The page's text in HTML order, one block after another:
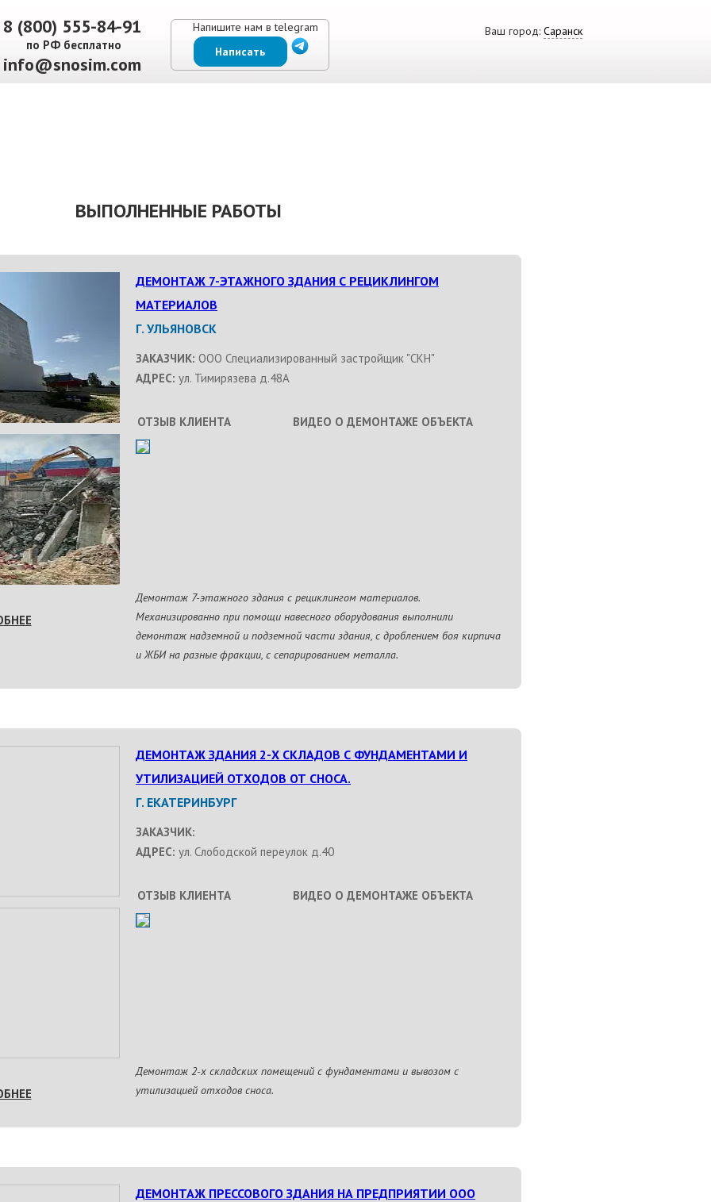
8 (800) 555-84-91
по РФ бесплатно
info@snosim.com
Напишите нам в telegram
Написать
Ваш город: Саранск
ВЫПОЛНЕННЫЕ РАБОТЫ
ДЕМОНТАЖ 7-ЭТАЖНОГО ЗДАНИЯ С РЕЦИКЛИНГОМ
МАТЕРИАЛОВ
Г. УЛЬЯНОВСК
ЗАКАЗЧИК: ООО Специализированный застройщик "СКН"
АДРЕС: ул. Тимирязева д.48А
ОТЗЫВ КЛИЕНТА ВИДЕО О ДЕМОНТАЖЕ ОБЪЕКТА
Демонтаж 7-этажного здания с рециклингом материалов.
Механизированно при помощи навесного оборудования выполнили
демонтаж надземной и подземной части здания, с дроблением боя кирпича
и ЖБИ на разные фракции, с сепарированием металла.
ДЕМОНТАЖ ЗДАНИЯ 2-Х СКЛАДОВ С ФУНДАМЕНТАМИ И
УТИЛИЗАЦИЕЙ ОТХОДОВ ОТ СНОСА.
Г. ЕКАТЕРИНБУРГ
ЗАКАЗЧИК:
АДРЕС: ул. Слободской переулок д.40
ОТЗЫВ КЛИЕНТА ВИДЕО О ДЕМОНТАЖЕ ОБЪЕКТА
Демонтаж 2-х складских помещений с фундаментами и вывозом с
утилизацией отходов сноса.
ДЕМОНТАЖ ПРЕССОВОГО ЗДАНИЯ НА ПРЕДПРИЯТИИ ООО